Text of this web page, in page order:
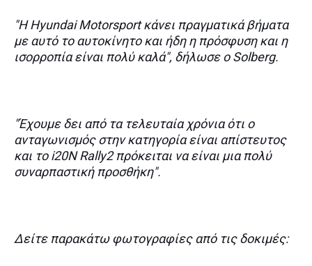
"Η Hyundai Motorsport κάνει πραγματικά βήματα
με αυτό το αυτοκίνητο και ήδη η πρόσφυση και η
ισορροπία είναι πολύ καλά", δήλωσε ο Solberg.
"Έχουμε δει από τα τελευταία χρόνια ότι ο
ανταγωνισμός στην κατηγορία είναι απίστευτος
και το i20N Rally2 πρόκειται να είναι μια πολύ
συναρπαστική προσθήκη".
Δείτε παρακάτω φωτογραφίες από τις δοκιμές: